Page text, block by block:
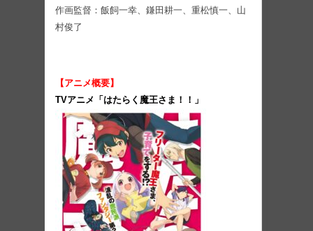
作画監督：飯飼⼀幸、鎌⽥耕⼀、重松慎⼀、⼭
村俊了
【アニメ概要】
TVアニメ「はたらく魔王さま！！ 」